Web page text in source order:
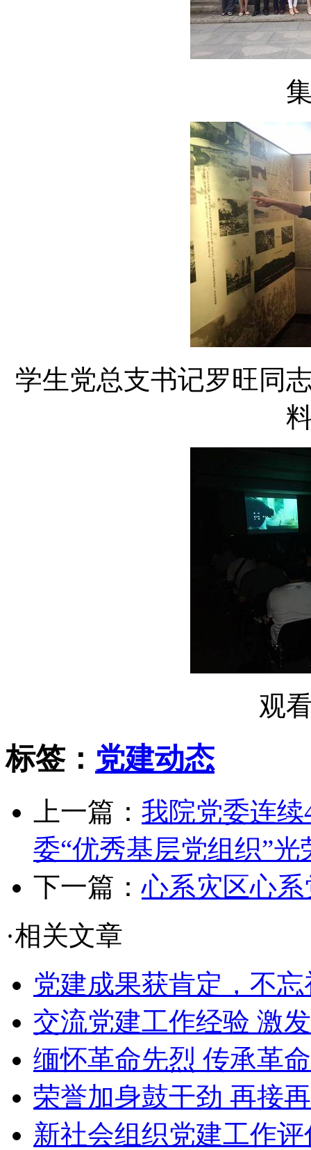
学生党总支书记罗旺同
观
标签： 党建动态
上一篇： 我院党委连
委“优秀基层党组织”光
下一篇：心系灾区心
·相关文章
党建成果获肯定，不
交流党建工作经验 激
缅怀革命先烈 传承革
荣誉加身鼓干劲 再接
新社会组织党建工作